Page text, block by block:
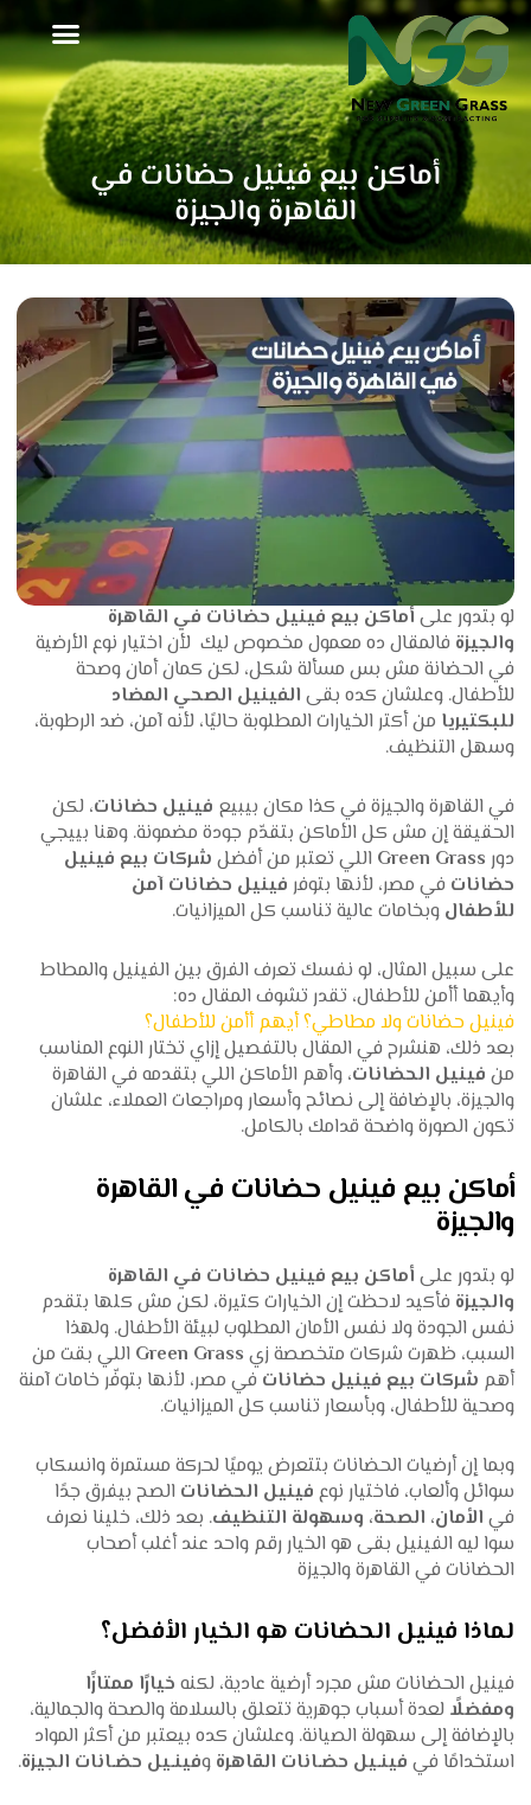
تخطي
إلى
المحتوى
أماكن بيع فينيل حضانات في
القاهرة والجيزة
لو بتدور على أماكن بيع فينيل حضانات في القاهرة
والجيزة فالمقال ده معمول مخصوص ليك لأن اختيار نوع الأرضية
في الحضانة مش بس مسألة شكل، لكن كمان أمان وصحة
للأطفال. وعلشان كده بقى الفينيل الصحي المضاد
للبكتيريا من أكتر الخيارات المطلوبة حاليًا، لأنه آمن، ضد الرطوبة،
وسهل التنظيف.
في القاهرة والجيزة في كذا مكان بيبيع فينيل حضانات، لكن
الحقيقة إن مش كل الأماكن بتقدّم جودة مضمونة. وهنا بييجي
دور Green Grass اللي تعتبر من أفضل شركات بيع فينيل
حضانات في مصر، لأنها بتوفر فينيل حضانات آمن
للأطفال وبخامات عالية تناسب كل الميزانيات.
على سبيل المثال، لو نفسك تعرف الفرق بين الفينيل والمطاط
وأيهما أأمن للأطفال، تقدر تشوف المقال ده:
فينيل حضانات ولا مطاطي؟ أيهم أأمن للأطفال؟
بعد ذلك، هنشرح في المقال بالتفصيل إزاي تختار النوع المناسب
من فينيل الحضانات، وأهم الأماكن اللي بتقدمه في القاهرة
والجيزة، بالإضافة إلى نصائح وأسعار ومراجعات العملاء، علشان
تكون الصورة واضحة قدامك بالكامل.
أماكن بيع فينيل حضانات في القاهرة
والجيزة
لو بتدور على أماكن بيع فينيل حضانات في القاهرة
والجيزة فأكيد لاحظت إن الخيارات كتيرة، لكن مش كلها بتقدم
نفس الجودة ولا نفس الأمان المطلوب لبيئة الأطفال. ولهذا
السبب، ظهرت شركات متخصصة زي Green Grass اللي بقت من
أهم شركات بيع فينيل حضانات في مصر، لأنها بتوفّر خامات آمنة
وصحية للأطفال، وبأسعار تناسب كل الميزانيات.
وبما إن أرضيات الحضانات بتتعرض يوميًا لحركة مستمرة وانسكاب
سوائل وألعاب، فاختيار نوع فينيل الحضانات الصح بيفرق جدًا
في الأمان، الصحة، وسهولة التنظيف. بعد ذلك، خلينا نعرف
سوا ليه الفينيل بقى هو الخيار رقم واحد عند أغلب أصحاب
الحضانات في القاهرة والجيزة
لماذا فينيل الحضانات هو الخيار الأفضل؟
فينيل الحضانات مش مجرد أرضية عادية، لكنه خيارًا ممتازًا
ومفضلًا لعدة أسباب جوهرية تتعلق بالسلامة والصحة والجمالية،
بالإضافة إلى سهولة الصيانة. وعلشان كده بيعتبر من أكثر المواد
استخدامًا في فينـيل حضـانات القاهرة وفينـيل حضـانات الجيزة.